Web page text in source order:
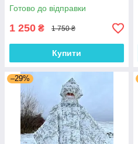
Готово до відправки
1 250 ₴ 1 750 ₴
Купити
–29%